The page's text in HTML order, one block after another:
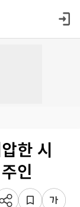
한 시
인